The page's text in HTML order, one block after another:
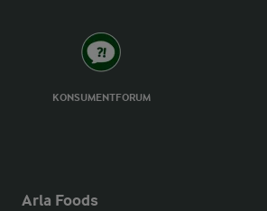
KONSUMENTFORUM
Arla Foods